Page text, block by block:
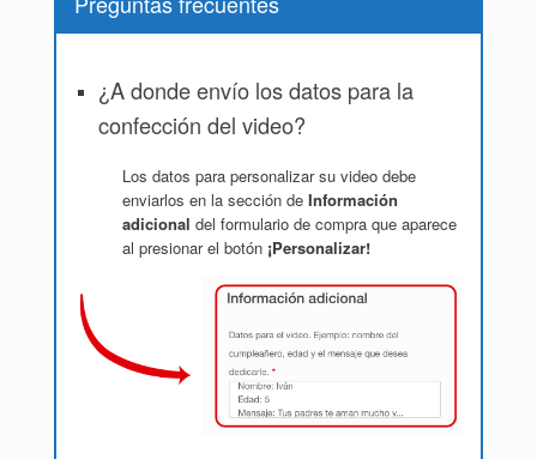
¿A donde envío los datos para la
confección del video?
Los datos para personalizar su video debe
enviarlos en la sección de Información
adicional del formulario de compra que aparece
al presionar el botón ¡Personalizar!